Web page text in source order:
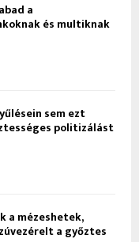
a
és multiknak
sem ezt
politizálást
a mézeshetek,
a győztes